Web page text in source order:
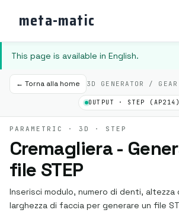
meta-matic
This page is available in English.
← Torna alla home 3D GENERATOR /
OUTPUT · STEP (AP214)
PARAMETRIC · 3D · STEP
Cremagliera -
file STEP
Inserisci modulo, numero di denti, altezza
larghezza di faccia per generare un file